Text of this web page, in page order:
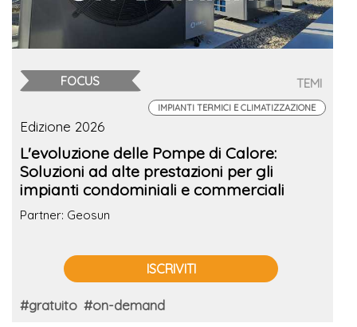
FOCUS TEMI
IMPIANTI TERMICI E CLIMATIZZAZIONE
Edizione 2026
L'evoluzione delle Pompe di Calore:
Soluzioni ad alte prestazioni per gli
impianti condominiali e commerciali
Partner: Geosun
ISCRIVITI
#gratuito #on-demand